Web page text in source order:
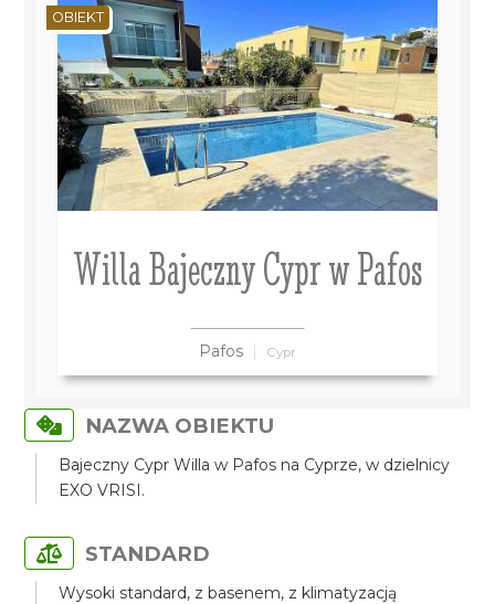
Willa Bajeczny Cypr w Pafos
Pafos Cypr
OBIEKT
NAZWA OBIEKTU
Bajeczny Cypr Willa w Pafos na Cyprze, w dzielnicy
EXO VRISI.
STANDARD
Wysoki standard, z basenem, z klimatyzacją